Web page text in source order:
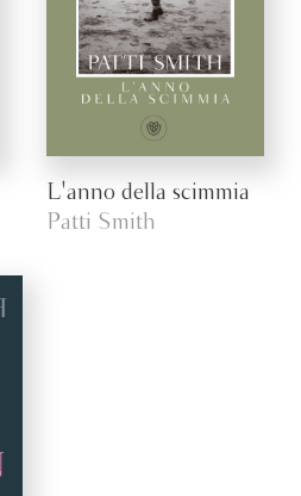
L'anno della scimmia
Patti Smith